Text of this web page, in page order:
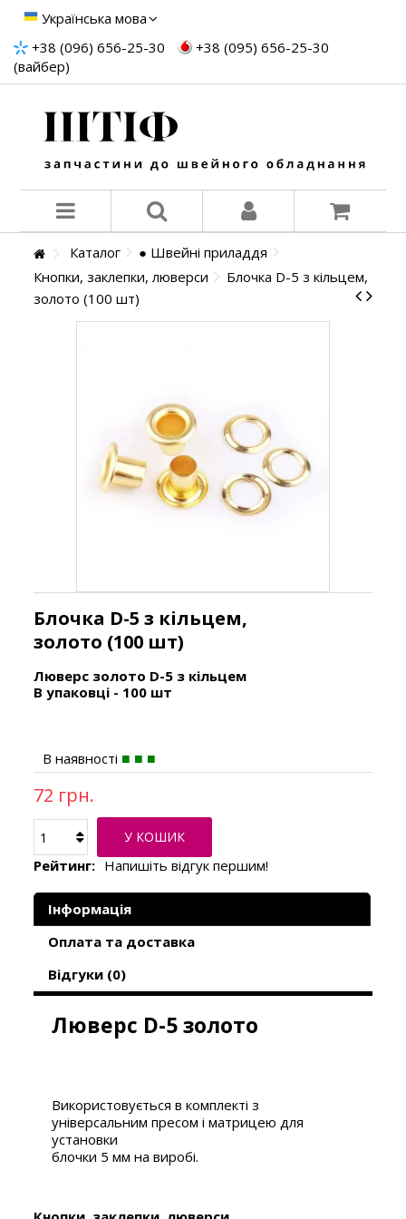
Українська мова
+38 (096) 656-25-30
+38 (095) 656-25-30
(вайбер)
Каталог
● Швейні приладдя
Кнопки, заклепки, люверси
Блочка D-5 з кільцем,
золото (100 шт)
Блочка D-5 з кільцем,
золото (100 шт)
Люверс золото D-5 з кільцем
В упаковці - 100 шт
В наявності
72 грн.
У КОШИК
Рейтинг: Напишіть відгук першим!
Інформація
Оплата та доставка
Відгуки (0)
Люверс D-5 золото
Використовується в комплекті з
універсальним пресом і матрицею для
установки
блочки 5 мм на виробі.